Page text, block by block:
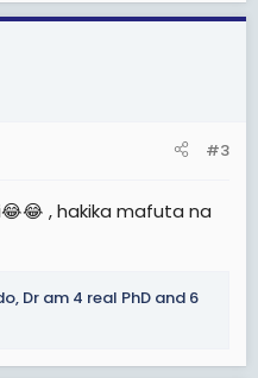
#3
, hakika mafuta na
, Dr am 4 real PhD and 6